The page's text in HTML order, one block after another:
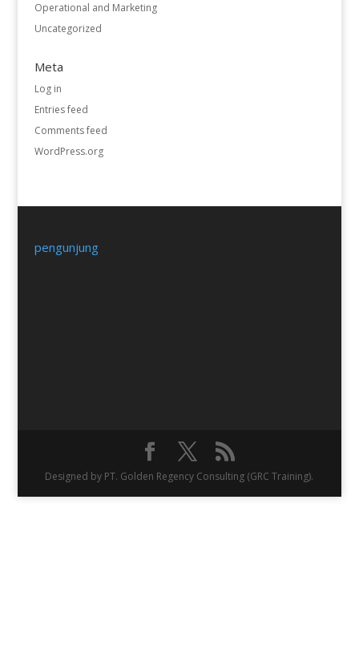
Operational and Marketing
Uncategorized
Meta
Log in
Entries feed
Comments feed
WordPress.org
pengunjung
Designed by PT. Golden Regency Consulting (GRC Training).